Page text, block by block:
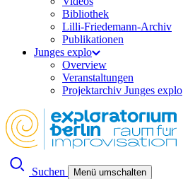
Bibliothek
Lilli-Friedemann-Archiv
Publikationen
Junges explo
Overview
Veranstaltungen
Projektarchiv Junges explo
Suchen Menü umschalten